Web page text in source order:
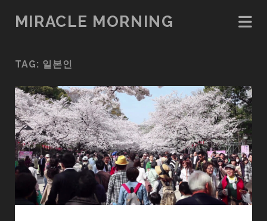
MIRACLE MORNING
TAG: 일본인